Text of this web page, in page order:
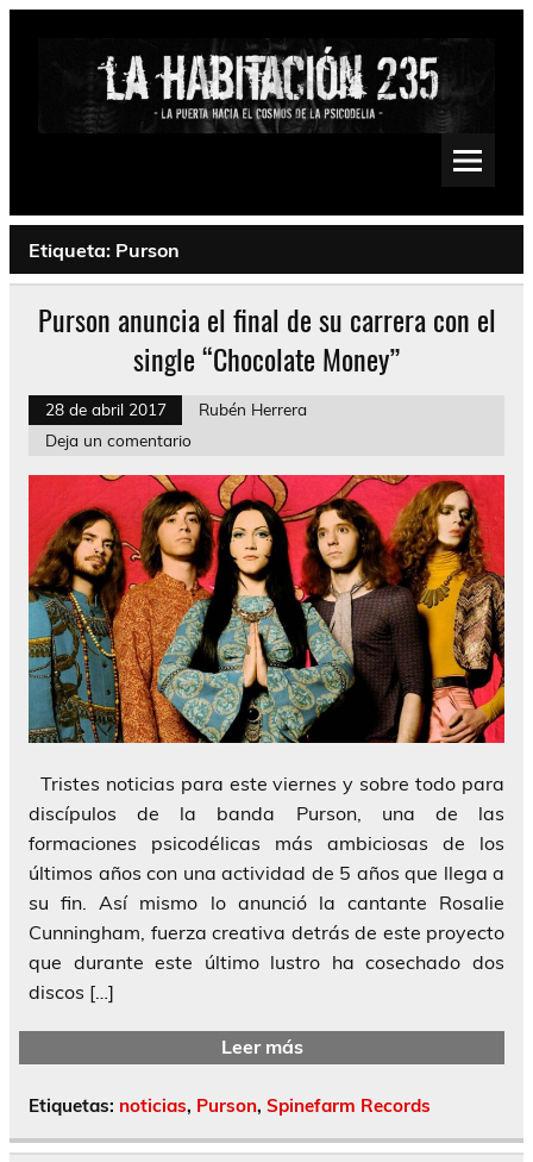
Saltar
Psychedelic, Stoner, Doom, Sludge, Fuzz, Space, Drone
Etiqueta: Purson
Purson anuncia el final de su carrera con el
single “Chocolate Money”
28 de abril 2017
Rubén Herrera
Deja un comentario
Tristes noticias para este viernes y sobre todo para
discípulos de la banda Purson, una de las
formaciones psicodélicas más ambiciosas de los
últimos años con una actividad de 5 años que llega a
su fin. Así mismo lo anunció la cantante Rosalie
Cunningham, fuerza creativa detrás de este proyecto
que durante este último lustro ha cosechado dos
discos […]
Leer más
Etiquetas: noticias, Purson, Spinefarm Records